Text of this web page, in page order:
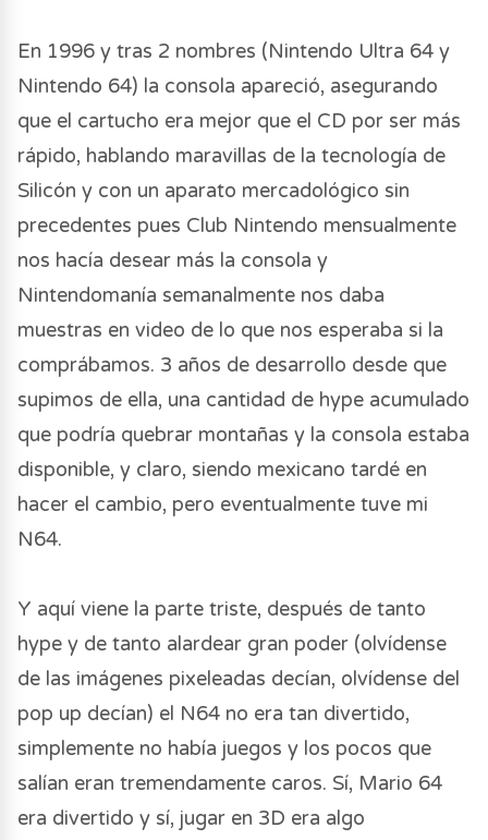
En 1996 y tras 2 nombres (Nintendo Ultra 64 y
Nintendo 64) la consola apareció, asegurando
que el cartucho era mejor que el CD por ser más
rápido, hablando maravillas de la tecnología de
Silicón y con un aparato mercadológico sin
precedentes pues Club Nintendo mensualmente
nos hacía desear más la consola y
Nintendomanía semanalmente nos daba
muestras en video de lo que nos esperaba si la
comprábamos. 3 años de desarrollo desde que
supimos de ella, una cantidad de hype acumulado
que podría quebrar montañas y la consola estaba
disponible, y claro, siendo mexicano tardé en
hacer el cambio, pero eventualmente tuve mi
N64.
Y aquí viene la parte triste, después de tanto
hype y de tanto alardear gran poder (olvídense
de las imágenes pixeleadas decían, olvídense del
pop up decían) el N64 no era tan divertido,
simplemente no había juegos y los pocos que
salían eran tremendamente caros. Sí, Mario 64
era divertido y sí, jugar en 3D era algo